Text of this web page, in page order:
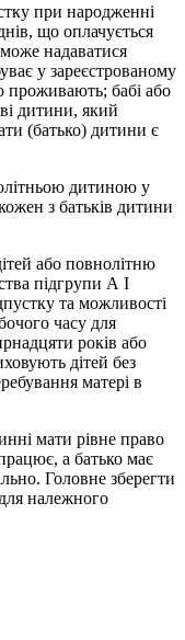
при народженні
що оплачується
надаватися
у зареєстрованому
проживають; бабі або
дитини, який
(батько) дитини є
дитиною у
з батьків дитини
або повнолітню
підгрупи А I
та можливості
часу для
років або
дітей без
матері в
мати рівне право
а батько має
Головне зберегти
належного